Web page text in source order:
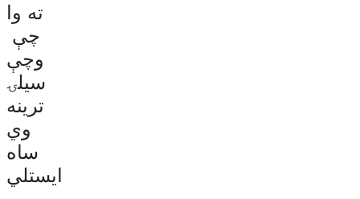
ته وا
چې
وچې
سیلۍ
ترینه
وي
ساه
ایستلي